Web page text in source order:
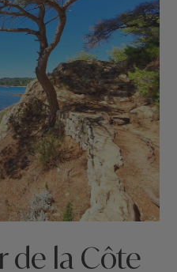
de la Côte